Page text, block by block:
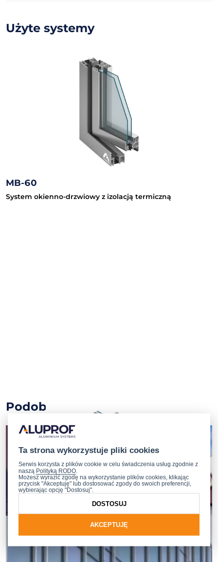
Użyte systemy
MB-60
System okienno-drzwiowy z izolacją termiczną
Ściana słupowo-ryglowa
Podobne obiekty
Ta strona wykorzystuje pliki cookies
Serwis korzysta z plików cookie w celu świadczenia usług zgodnie z
naszą Polityką RODO
Możesz wyrazić zgodę na wykorzystanie plików cookies, klikając
przycisk "Akceptuję" lub dostosować zgody do swoich preferencji,
wybierając opcję "Dostosuj".
AKCEPTUJĘ
DOSTOSUJ